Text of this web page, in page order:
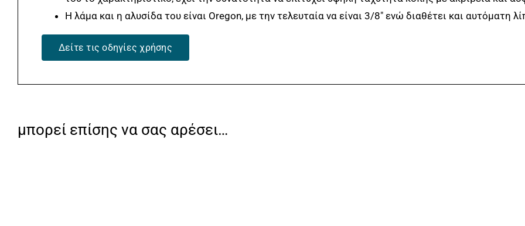
Η λάμα και η αλυσίδα του είναι Oregon, με την τελευταία να είναι 3/8″ ενώ διαθέτει και αυτόματη
Δείτε τις οδηγίες χρήσης
μπορεί επίσης να σας αρέσει…